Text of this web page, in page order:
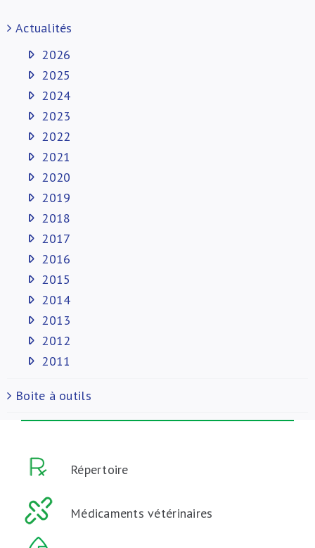
Actualités
2026
2025
2024
2023
2022
2021
2020
2019
2018
2017
2016
2015
2014
2013
2012
2011
Boite à outils
Répertoire
Médicaments vétérinaires